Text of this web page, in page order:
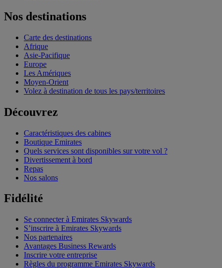
Nos destinations
Carte des destinations
Afrique
Asie-Pacifique
Europe
Les Amériques
Moyen-Orient
Volez à destination de tous les pays/territoires
Découvrez
Caractéristiques des cabines
Boutique Emirates
Quels services sont disponibles sur votre vol ?
Divertissement à bord
Repas
Nos salons
Fidélité
Se connecter à Emirates Skywards
S’inscrire à Emirates Skywards
Nos partenaires
Avantages Business Rewards
Inscrire votre entreprise
Règles du programme Emirates Skywards